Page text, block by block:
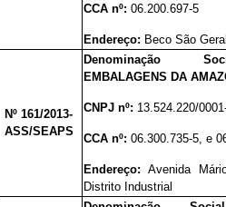
CCA nº:06.200.697-5
Endereço: Beco São
Nº 161/2013-
ASS/SEAPS
Denominação
EMBALAGENS DA
CNPJ nº: 13.524.220/
CCA nº:06.300.735-5, e
Endereço:Avenida
Distrito Industrial